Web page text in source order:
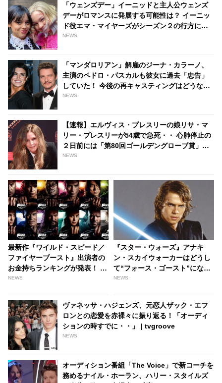
「ウェンズデー」イーニッドと主人公ウェンズ
デーがロマンスに発展する可能性は？ イーニッ
ド役エマ・マイヤーズがシーズン２の行方につ
いて語る - tvgroove
NEWS
「マンダロリアン」解雇のジーナ・カラーノ、
主演のペドロ・パスカルも彼女に過去「忠告」
していた！ 今後の再キャスティングはどうな
る・・・？ | tvgroove
NEWS
【速報】エルヴィス・プレスリーの娘リサ・マ
リー・プレスリーが54歳で急死・・ 心肺停止の
２日前には「第80回ゴールデングローブ賞」に
出席、過去にはマイケル・ジャクソンと結婚 -
NEWS
最新作『ワイルド・スピード／
ファイヤーブースト』出演者の
お金持ちランキングが発表！ ド
ム役ヴィン・ディーゼルに大差
は・・？［※ネタバレあり］ -
tvgroove
NEWS
『スター・ウォーズ』アナキ
ン・スカイウォーカーはどうし
て“フォース・ゴースト”になれ
たの？ ファンの長年のギモンが
NEWS
ヴァネッサ・ハジェンズ、元恋人ザック・エフ
ロンとの恋愛を赤裸々に振り返る！「オーディ
ションの時すでに・・」 | tvgroove
NEWS
オーディション番組「The Voice」で新コーチを
務めるナイル・ホーラン、ハリー・スタイルズ